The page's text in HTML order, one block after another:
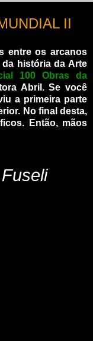
II
entre os arcanos
história da Arte
100 Obras da
Abril. Se você
a primeira parte
No final desta,
Então, mãos